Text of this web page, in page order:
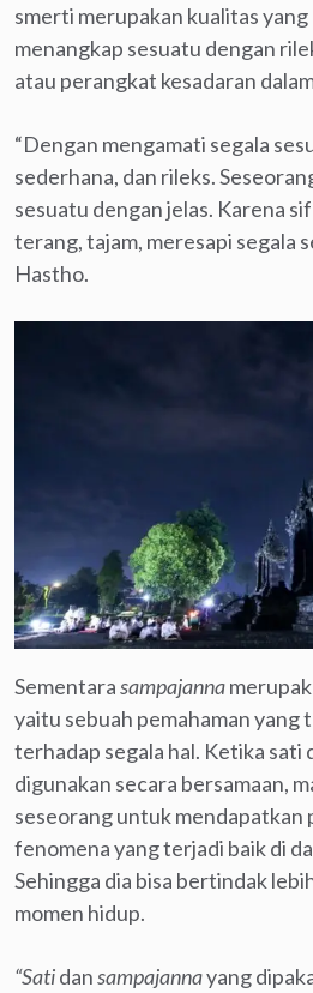
smerti merupakan kualitas yang
menangkap sesuatu dengan
atau perangkat kesadaran
“Dengan mengamati segala
sederhana, dan rileks.
sesuatu dengan jelas. Karena
terang, tajam, meresapi segala
Hastho.
Sementarasampajanna
yaitu sebuah pemahaman yang
terhadap segala hal. Ketika sati
digunakan secara bersamaan,
seseorang untuk mendapatkan
fenomena yang terjadi baik di
Sehingga dia bisa bertindak
momen hidup.
“Satidansampajannayang